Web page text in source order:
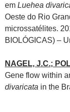
em Luehea
Oeste do Rio
microssatélites.
BIOLÓGICAS) –
NAGEL, J.C.;
Gene flow within
divaricata in the